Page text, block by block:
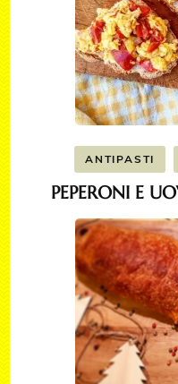
ANTIPASTI
PEPERONI E